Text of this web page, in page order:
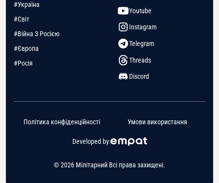
#Україна
#Світ
#Війна З Росією
#Європа
#Росія
Youtube
Instagram
Telegram
Threads
Discord
© 2026 Мілітарний Всі права захищені.
Developed by:
Політика конфіденційності Умови використання